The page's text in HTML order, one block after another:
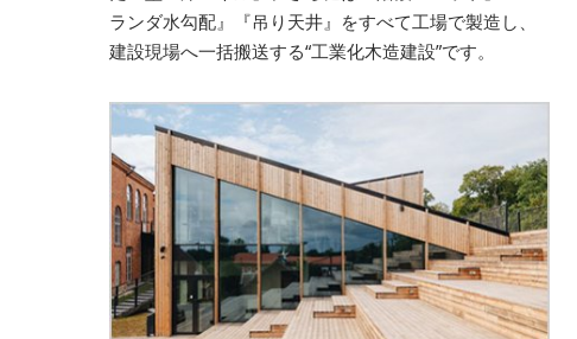
ランダ水勾配』『吊り天井』をすべて工場で製造し、
建設現場へ一括搬送する“工業化木造建設”です。